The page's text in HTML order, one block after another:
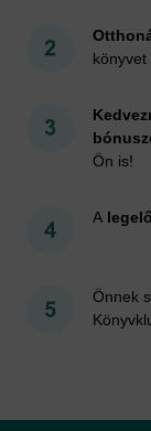
könyvet
Ön is!
A
Önnek